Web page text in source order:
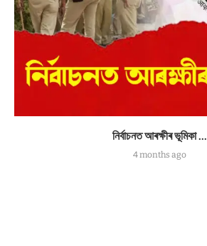
নিৰ্বাচনত আৰক্ষীৰ ভূমিকা …
4 months ago